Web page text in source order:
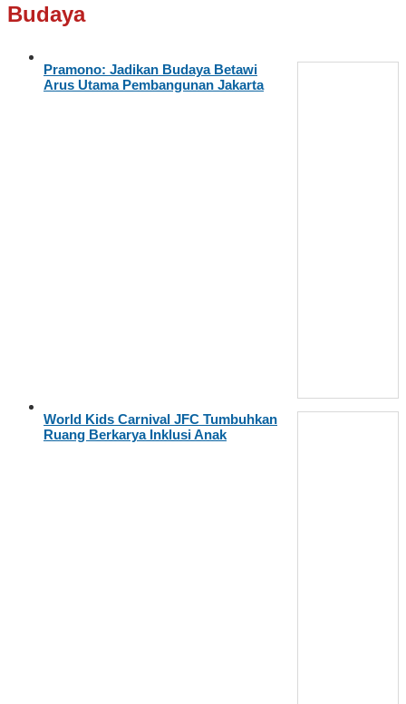
Budaya
Pramono: Jadikan Budaya Betawi
Arus Utama Pembangunan Jakarta
World Kids Carnival JFC Tumbuhkan
Ruang Berkarya Inklusi Anak